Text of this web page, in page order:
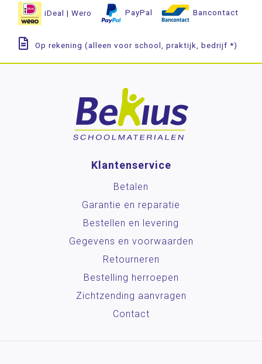
iDeal | Wero PayPal Bancontact
Op rekening (alleen voor school, praktijk, bedrijf *)
Klantenservice
Betalen
Garantie en reparatie
Bestellen en levering
Gegevens en voorwaarden
Retourneren
Bestelling herroepen
Zichtzending aanvragen
Contact